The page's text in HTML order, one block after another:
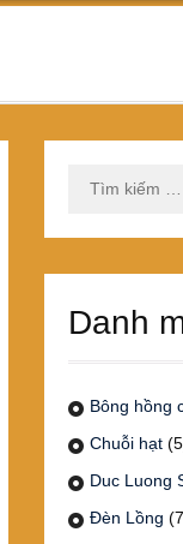
kiếm
Danh
Bông hồng
Chuỗi hạt
Duc Luong
Đèn Lồng